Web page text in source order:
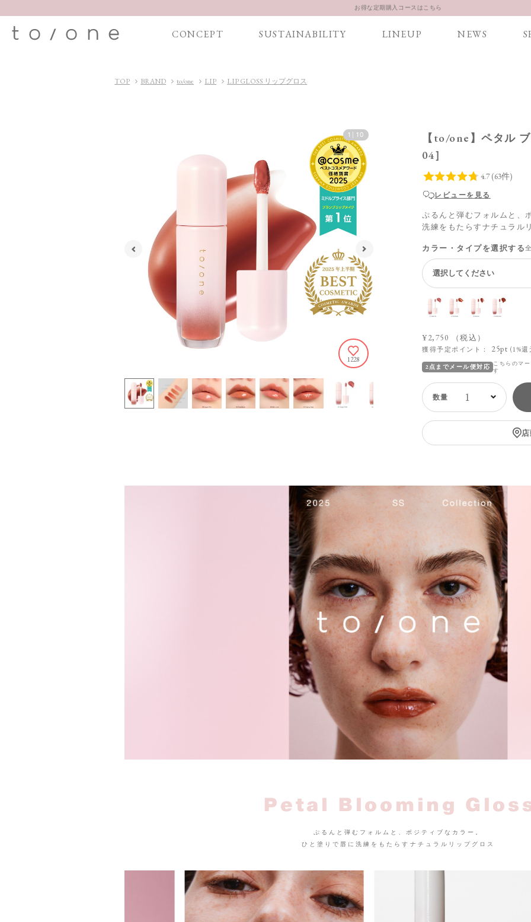
お得な定期購入コースはこちら
CONCEPT SUSTAINABILITY LINEUP NEWS
TOP BRAND to/one LIP LIP GLOSS リップグロス
1 10
1228
【to/one】ペタル
04］
レビューを見る
ぷるんと弾むフォルムと、
洗練をもたらすナチュラル
カラー・タイプを選択する
¥2,750 （税込）
獲得予定ポイント： 25pt (1%
2点までメール便対応 こちらのマ
す
1
Petal Blooming
ぷるんと弾むフォルムと、ポジティブなカラー。
ひと塗りで唇に洗練をもたらすナチュラルリップグロス